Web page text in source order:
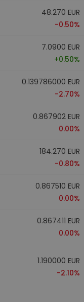
48.270 EUR
-0.50%
7.0900 EUR
+0.50%
0.139786000 EUR
-2.70%
0.867902 EUR
0.00%
184.270 EUR
-0.80%
0.867510 EUR
0.00%
0.867411 EUR
0.00%
1.190000 EUR
-2.10%